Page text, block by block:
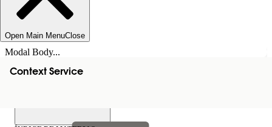
Open Main MenuClose
Modal Body...
Context Service